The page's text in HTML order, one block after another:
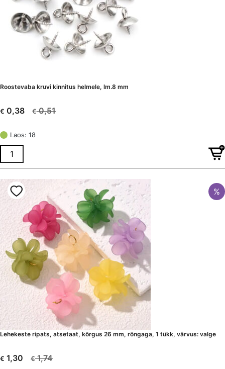
Roostevaba kruvi kinnitus helmele, lm.8 mm
€0,51
Algne
oli:
€ 0,51.
€ 0,38
Current
is:
€ 0,38.
Laos: 18
%
Lehekeste ripats, atsetaat, kõrgus 26 mm, rõngaga, 1 tükk, värvus: valge
€1,74
Algne
€ 1,30
Current